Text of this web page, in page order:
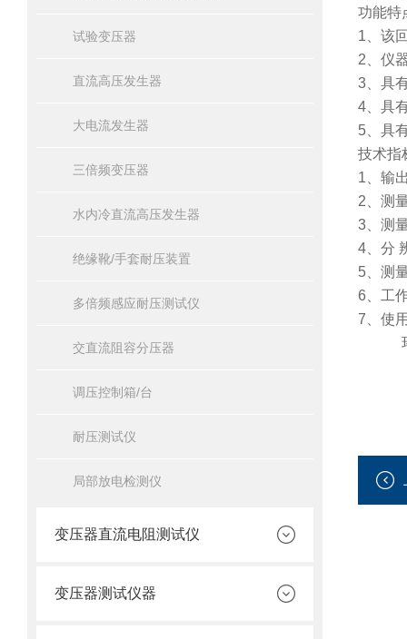
试验变压器
直流高压发生器
大电流发生器
三倍频变压器
水内冷直流高压发生器
绝缘靴/手套耐压装置
多倍频感应耐压测试仪
交直流阻容分压器
调压控制箱/台
耐压测试仪
局部放电检测仪
变压器直流电阻测试仪
变压器测试仪器
功能特
1、该
2、仪
3、具
4、具
5、具
技术指
1、输
2、测
3、测
4、分
5、测
6、工
7、使
环境